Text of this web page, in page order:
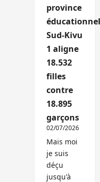
province
Sud-Kivu
1 aligne
18.532
filles
contre
18.895
garçons
02/07/2026
Mais moi
je suis
déçu
jusqu'à